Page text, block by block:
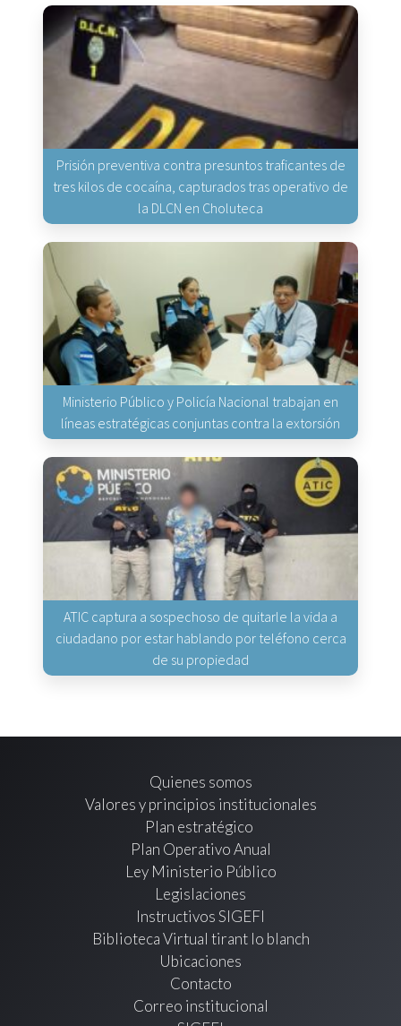
Prisión preventiva contra presuntos traficantes de
tres kilos de cocaína, capturados tras operativo de
la DLCN en Choluteca
Ministerio Público y Policía Nacional trabajan en
líneas estratégicas conjuntas contra la extorsión
ATIC captura a sospechoso de quitarle la vida a
ciudadano por estar hablando por teléfono cerca
de su propiedad
Quienes somos
Valores y principios institucionales
Plan estratégico
Plan Operativo Anual
Ley Ministerio Público
Legislaciones
Instructivos SIGEFI
Biblioteca Virtual tirant lo blanch
Ubicaciones
Contacto
Correo institucional